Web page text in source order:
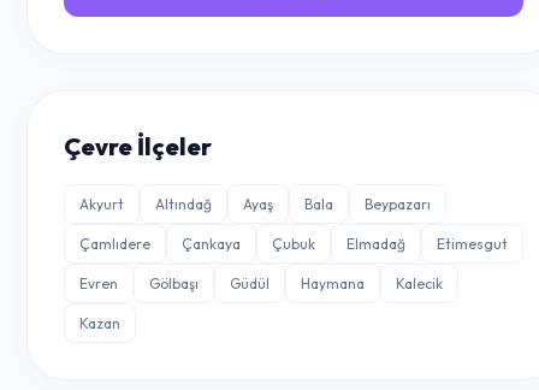
Çevre İlçeler
Akyurt Altındağ Ayaş Bala Beypazarı
Çamlıdere Çankaya Çubuk Elmadağ Etimesgut
Evren Gölbaşı Güdül Haymana Kalecik
Kazan